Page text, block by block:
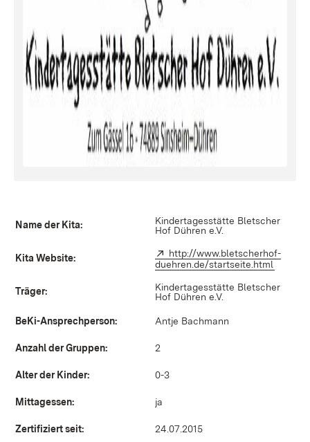
Name der Kita:
Kindertagesstätte Bletscher
Hof Dühren e.V.
Kita Website: Extern:
http://www.bletscherhof-
duehren.de/startseite.html
Träger:
Kindertagesstätte Bletscher
Hof Dühren e.V.
BeKi-Ansprechperson: Antje Bachmann
Anzahl der Gruppen: 2
Alter der Kinder: 0-3
Mittagessen: ja
Zertifiziert seit: 24.07.2015